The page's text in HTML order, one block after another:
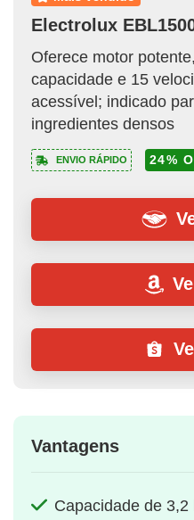
Electrolux
Oferece motor
capacidade e 15
acessível; indicado
ingredientes densos
ENVIO RÁPIDO 24%
Vantagens
Capacidade de 3,2